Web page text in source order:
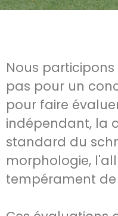
Nous
pas pour un
pour faire
indépendant, la
standard du
morphologie,
tempérament de